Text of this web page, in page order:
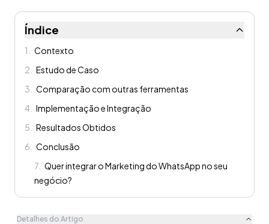
Índice
1
Contexto
2
Estudo de Caso
3
Comparação com outras ferramentas
4
Implementação e Integração
5
Resultados Obtidos
6
Conclusão
7 Quer integrar o Marketing do WhatsApp no seu
negócio?
Detalhes do Artigo